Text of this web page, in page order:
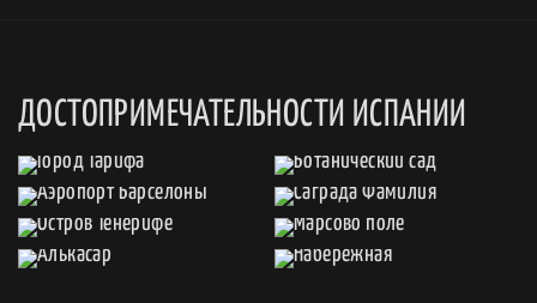
ДОСТОПРИМЕЧАТЕЛЬНОСТИ ИСПАНИИ